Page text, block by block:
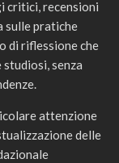
critici, recensioni
sulle pratiche
di riflessione che
senza
attenzione
delle